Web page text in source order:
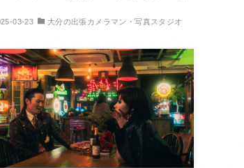
03-23 大分の出張カメラマン・写真スタジオ